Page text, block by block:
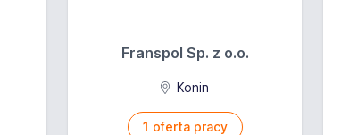
Franspol Sp. z o.o.
Konin
1 oferta pracy